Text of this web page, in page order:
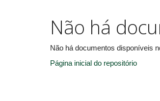
Não há
Não há documentos disponíveis
Página inicial do repositório